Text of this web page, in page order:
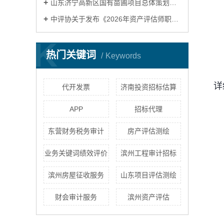
山东济宁高新区国有苗圃项目总体策划暨一期建设项目重要节点修建性详细规划设计项目竞争性谈判公告
中评协关于发布《2026年资产评估师职业资格全国统一考试大纲》的公告
热门关键词 Keywords
K
代开发票 济南投资招标估算
APP 招标代理
东营财务税务审计 房产评估测绘
业务关键词绩效评价 滨州工程审计招标
滨州房屋征收服务 山东项目评估测绘
财会审计服务 滨州资产评估